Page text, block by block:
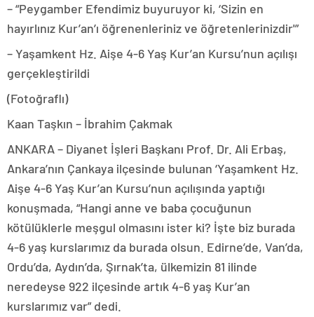
– “Peygamber Efendimiz buyuruyor ki, ‘Sizin en
hayırlınız Kur’an’ı öğrenenleriniz ve öğretenlerinizdir'”
– Yaşamkent Hz. Aişe 4-6 Yaş Kur’an Kursu’nun açılışı
gerçekleştirildi
(Fotoğraflı)
Kaan Taşkın – İbrahim Çakmak
ANKARA – Diyanet İşleri Başkanı Prof. Dr. Ali Erbaş,
Ankara’nın Çankaya ilçesinde bulunan ‘Yaşamkent Hz.
Aişe 4-6 Yaş Kur’an Kursu’nun açılışında yaptığı
konuşmada, “Hangi anne ve baba çocuğunun
kötülüklerle meşgul olmasını ister ki? İşte biz burada
4-6 yaş kurslarımız da burada olsun. Edirne’de, Van’da,
Ordu’da, Aydın’da, Şırnak’ta, ülkemizin 81 ilinde
neredeyse 922 ilçesinde artık 4-6 yaş Kur’an
kurslarımız var” dedi.